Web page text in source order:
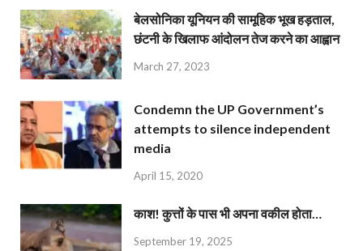
बेलसोनिका यूनियन की सामूहिक भूख हड़ताल,
छंटनी के खिलाफ आंदोलन तेज करने का आह्वान
March 27, 2023
Condemn the UP Government’s
attempts to silence independent
media
April 15, 2020
काश! कुत्तों के पास भी अपना वकील होता…
September 19, 2025